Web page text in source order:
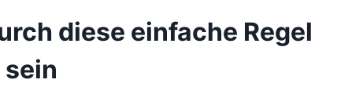
diese einfache Regel